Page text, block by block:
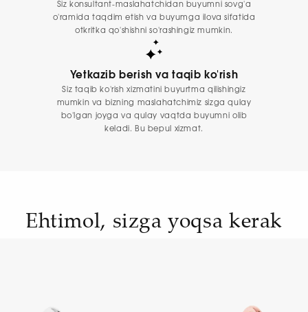
Siz konsultant-maslahatchidan buyumni sovg'a
o'ramida taqdim etish va buyumga ilova sifatida
otkritka qo'shishni so'rashingiz mumkin.
Yetkazib berish va taqib ko'rish
Siz taqib ko'rish xizmatini buyurtma qilishingiz
mumkin va bizning maslahatchimiz sizga qulay
bo'lgan joyga va qulay vaqtda buyumni olib
keladi. Bu bepul xizmat.
Ehtimol, sizga yoqsa kerak